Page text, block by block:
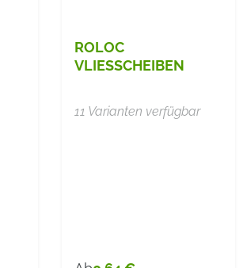
ROLOC
VLIESSCHEIBEN
11 Varianten verfügbar